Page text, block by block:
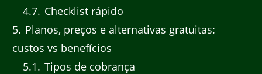
4.7 Checklist rápido
5 Planos, preços e alternativas gratuitas:
custos vs benefícios
5.1
Tipos de cobrança